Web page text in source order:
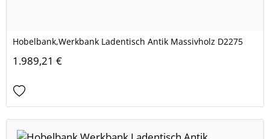
Hobelbank,Werkbank Ladentisch Antik Massivholz D2275
1.989,21 €